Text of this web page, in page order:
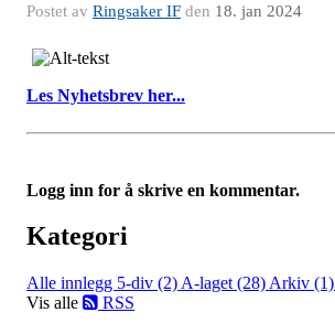
Postet av Ringsaker IF den 18. jan 2024
Les Nyhetsbrev her...
Logg inn for å skrive en kommentar.
Kategori
Alle innlegg 5-div (2) A-laget (28) Arkiv (1)
Vis alle
RSS